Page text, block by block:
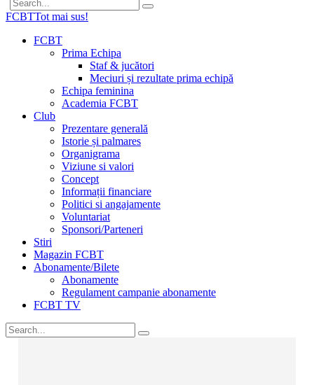
FCBTTot mai sus!
FCBT
Prima Echipa
Staf & jucători
Meciuri și rezultate prima echipă
Echipa feminina
Academia FCBT
Club
Prezentare generală
Istorie și palmares
Organigrama
Viziune si valori
Concept
Informații financiare
Politici si angajamente
Voluntariat
Sponsori/Parteneri
Stiri
Magazin FCBT
Abonamente/Bilete
Abonamente
Regulament campanie abonamente
FCBT TV